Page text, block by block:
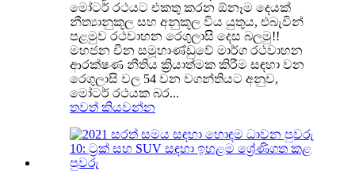
මෝටර් රථයට එකතු කරන ඕනෑම දෙයක්
නීත්‍යානුකූල සහ අනුකූල විය යුතුය, එබැවින්
පළමුව රථවාහන රෙගුලාසි දෙස බලමු!!
මහජන චීන සමූහාණ්ඩුවේ මාර්ග රථවාහන
ආරක්ෂණ නීතිය ක්‍රියාත්මක කිරීම සඳහා වන
රෙගුලාසි වල 54 වන වගන්තියට අනුව,
මෝටර් රථයක බර...
තවත් කියවන්න